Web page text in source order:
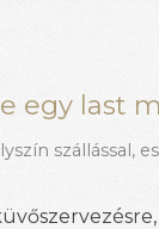
egy last
szállással,